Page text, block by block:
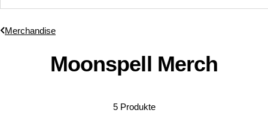
Merchandise
Moonspell Merch
5 Produkte